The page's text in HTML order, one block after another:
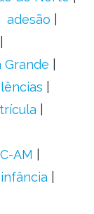
adesão
Grande
AM